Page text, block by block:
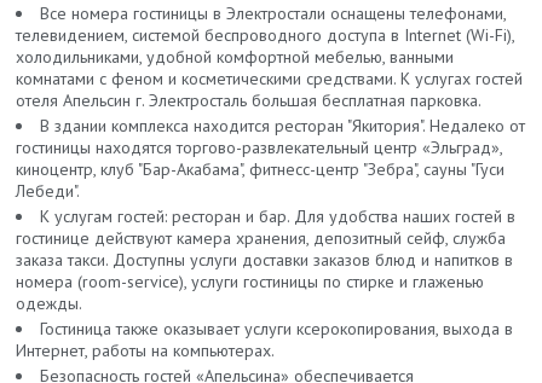
Все номера гостиницы в Электростали оснащены телефонами,
телевидением, системой беспроводного доступа в Internet (Wi-Fi),
холодильниками, удобной комфортной мебелью, ванными
комнатами с феном и косметическими средствами. К услугах гостей
отеля Апельсин г. Электросталь большая бесплатная парковка.
В здании комплекса находится ресторан "Якитория". Недалеко от
гостиницы находятся торгово-развлекательный центр «Эльград»,
киноцентр, клуб "Бар-Акабама", фитнесс-центр "Зебра", сауны "Гуси
Лебеди".
К услугам гостей: ресторан и бар. Для удобства наших гостей в
гостинице действуют камера хранения, депозитный сейф, служба
заказа такси. Доступны услуги доставки заказов блюд и напитков в
номера (room-service), услуги гостиницы по стирке и глаженью
одежды.
Гостиница также оказывает услуги ксерокопирования, выхода в
Интернет, работы на компьютерах.
Безопасность гостей «Апельсина» обеспечивается